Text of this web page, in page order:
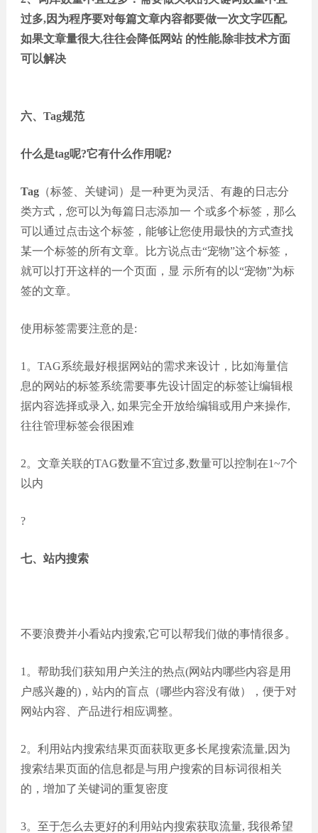
过多,因为程序要对每篇文章内容都要做一次文字匹配,
如果文章量很大,往往会降低网站 的性能,除非技术方面
可以解决
六、Tag规范
什么是tag呢?它有什么作用呢?
Tag（标签、关键词）是一种更为灵活、有趣的日志分
类方式，您可以为每篇日志添加一 个或多个标签，那么
可以通过点击这个标签，能够让您使用最快的方式查找
某一个标签的所有文章。比方说点击“宠物”这个标签，
就可以打开这样的一个页面，显 示所有的以“宠物”为标
签的文章。
使用标签需要注意的是:
1。TAG系统最好根据网站的需求来设计，比如海量信
息的网站的标签系统需要事先设计固定的标签让编辑根
据内容选择或录入, 如果完全开放给编辑或用户来操作,
往往管理标签会很困难
2。文章关联的TAG数量不宜过多,数量可以控制在1~7个
以内
?
七、站内搜索
不要浪费并小看站内搜索,它可以帮我们做的事情很多。
1。帮助我们获知用户关注的热点(网站内哪些内容是用
户感兴趣的)，站内的盲点（哪些内容没有做），便于对
网站内容、产品进行相应调整。
2。利用站内搜索结果页面获取更多长尾搜索流量,因为
搜索结果页面的信息都是与用户搜索的目标词很相关
的，增加了关键词的重复密度
3。至于怎么去更好的利用站内搜索获取流量, 我很希望